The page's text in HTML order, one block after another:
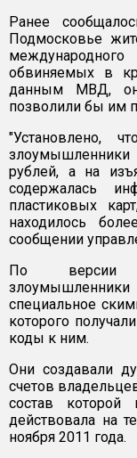
Ранее
Подмосковье
обвиняемых в
данным МВД,
позволили бы им
"Установлено,
рублей, а на
содержалась
пластиковых
находилось
сообщении
По версии
специальное
которого
коды к ним.
Они создавали
счетов
состав которой
действовала на
ноября 2011 года.